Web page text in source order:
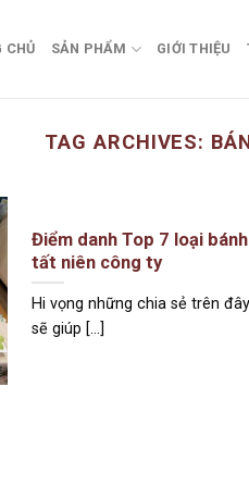
CHỦ SẢN PHẨM GIỚI THIỆU
TAG ARCHIVES:
Điểm danh Top 7 loại
tất niên công ty
Hi vọng những chia sẻ trên
sẽ giúp [...]